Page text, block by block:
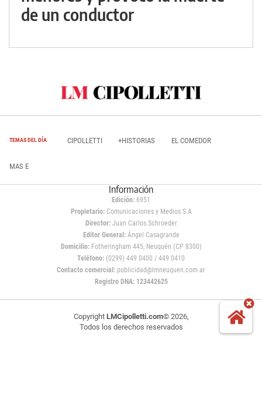
de un conductor
TEMAS DEL DÍA CIPOLLETTI +HISTORIAS EL COMEDOR
MAS E
Información
Edición: 6951
Propietario:Comunicaciones y Medios S.A
Director: Juan Carlos Schroeder
Editor General:Ángel Casagrande
Domicilio:Fotheringham 445, Neuquén (CP 8300)
Teléfono: (0299) 449 0400 / 449 0410
Contacto comercial: publicidad@lmneuquen.com.ar
Registro DNA: 123442625
Copyright LMCipolletti.com© 2026,
Todos los derechos reservados